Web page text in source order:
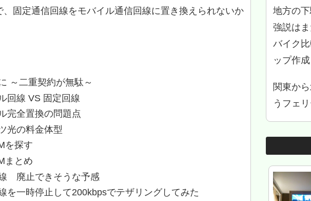
、固定通信回線をモバイル通信回線に置き換えられないか
～二重契約が無駄～
回線 VS 固定回線
完全置換の問題点
光の料金体型
を探す
まとめ
廃止できそうな予感
を一時停止して200kbpsでテザリングしてみた
地方の
強説は
バイク
ップ作
関東か
うフェ